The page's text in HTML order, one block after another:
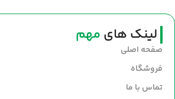
خوش‌عطر و صبحانه‌های مقوی است. سلامت و
طعم اصیل را با روغن نیک‌منش به سفره‌های
خود بیاورید.
لینک های مهم
صفحه اصلی
فروشگاه
تماس با ما